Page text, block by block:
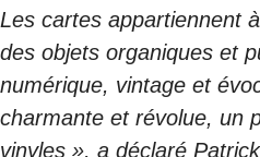
Les cartes appartiennent
des objets organiques et
numérique, vintage et
charmante et révolue, un
vinyles », a déclaré